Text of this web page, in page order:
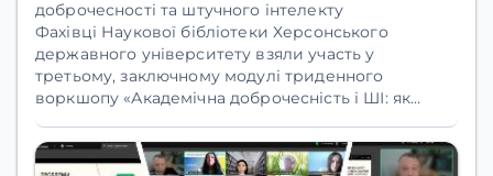
доброчесності та штучного інтелекту
Фахівці Наукової бібліотеки Херсонського
державного університету взяли участь у
третьому, заключному модулі триденного
воркшопу «Академічна доброчесність і ШІ: як
розробити політику закладу освіти відповідно до
нових вимог законодавства».